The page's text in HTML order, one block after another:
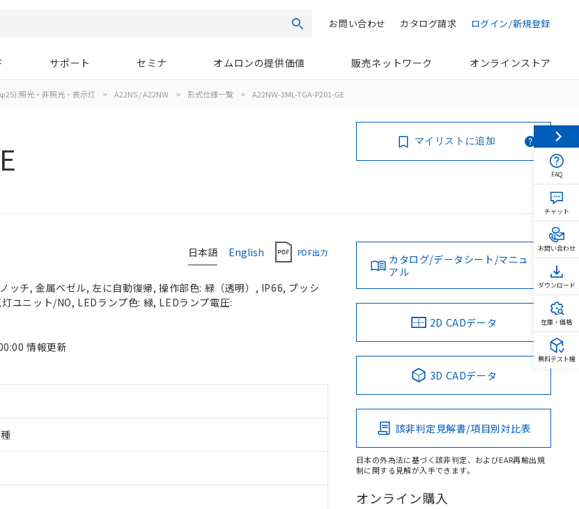
検索 ログイン/新規登録
カタログ請求
お問い合わせ
サポート セミナ オムロンの提供価値 販売ネットワーク オンラインストア
照光・非照光・表示灯 > A22NS / A22NW > 形式仕様一覧 > A22NW-3ML-TGA-P201-GE
マイリストに追加
日本語 English PDF出力
ッチ, 金属ベゼル, 左に自動復帰, 操作部色: 緑（透明）, IP66, プッシ
ユニット/NO, LEDランプ色: 緑, LEDランプ電圧:
情報更新
カタログ/データシート/マニュ
アル
2D CADデータ
3D CADデータ
該非判定見解書/項目別対比表
日本の外為法に基づく該非判定、およびEAR再輸出規
制に関する見解が入手できます。
オンライン購入
FAQ
チャット
お問い合わせ
ダウンロード
在庫・価格
無料テスト機